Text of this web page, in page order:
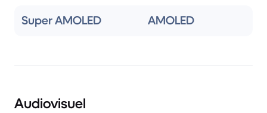
Super AMOLED AMOLED
Audiovisuel